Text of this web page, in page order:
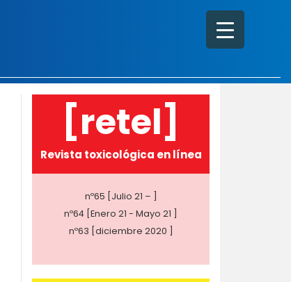
[retel]
Revista toxicológica en línea
nº65 [Julio 21 – ]
nº64 [Enero 21 - Mayo 21 ]
nº63 [diciembre 2020 ]